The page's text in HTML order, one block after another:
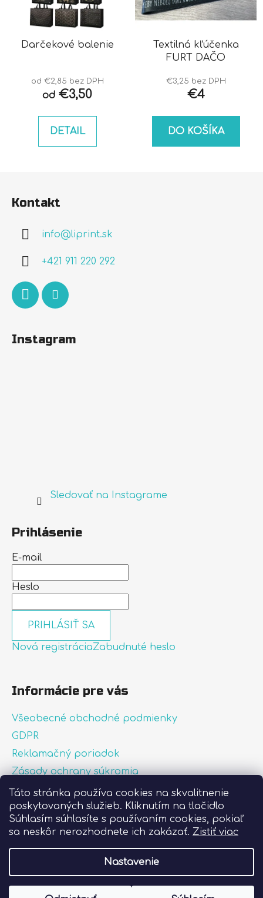
Táto stránka používa cookies na skvalitnenie
poskytovaných služieb. Kliknutím na tlačidlo
Súhlasím súhlasíte s používaním cookies, pokiaľ
sa neskôr nerozhodnete ich zakázať. Zistiť viac
Nastavenie
Darčekové balenie
od €2,85 bez DPH
od €3,50
DETAIL
Textilná kľúčenka
FURT DAČO
€3,25 bez DPH
€4
DO KOŠÍKA
Kontakt
info@liprint.sk
+421 911 220 292
Instagram
Sledovať na Instagrame
Prihlásenie
E-mail
Heslo
PRIHLÁSIŤ SA
Nová registráciaZabudnuté heslo
Informácie pre vás
Všeobecné obchodné podmienky
GDPR
Reklamačný poriadok
Zásady ochrany súkromia
Zásady používania súborov cookies
O nás
FAQ
Vytvoril Shoptet